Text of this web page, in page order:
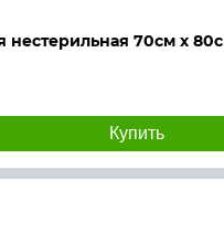
нестерильная 70см х
Купить